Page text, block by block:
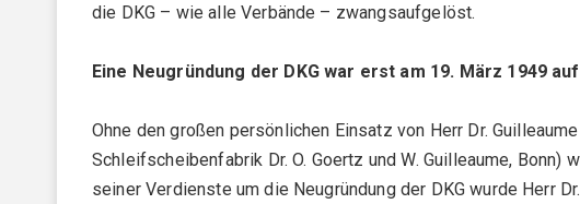
die DKG – wie alle Verbände – zwangsaufgelöst.
Eine Neugründung der DKG war erst am 19. März 1949
Ohne den großen persönlichen Einsatz von Herr Dr.
Schleifscheibenfabrik Dr. O. Goertz und W. Guilleaume,
seiner Verdienste um die Neugründung der DKG wurde Herr